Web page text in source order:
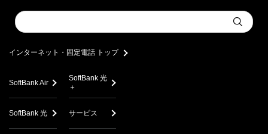
Conduct
a
Submit
インターネット・固定電話 トップ
SoftBank Air
SoftBank 光
＋
SoftBank 光 サービス